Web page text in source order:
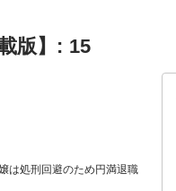
版】: 15
は処刑回避のため円満退職